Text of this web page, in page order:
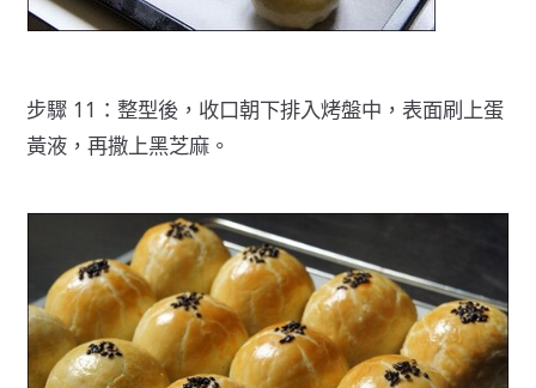
步驟 11：整型後，收口朝下排入烤盤中，表面刷上蛋
黃液，再撒上黑芝麻。